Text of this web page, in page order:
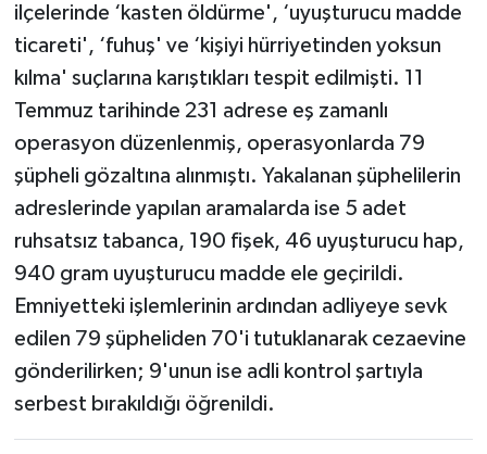
ilçelerinde ‘kasten öldürme', ‘uyuşturucu madde
ticareti', ‘fuhuş' ve ‘kişiyi hürriyetinden yoksun
kılma' suçlarına karıştıkları tespit edilmişti. 11
Temmuz tarihinde 231 adrese eş zamanlı
operasyon düzenlenmiş, operasyonlarda 79
şüpheli gözaltına alınmıştı. Yakalanan şüphelilerin
adreslerinde yapılan aramalarda ise 5 adet
ruhsatsız tabanca, 190 fişek, 46 uyuşturucu hap,
940 gram uyuşturucu madde ele geçirildi.
Emniyetteki işlemlerinin ardından adliyeye sevk
edilen 79 şüpheliden 70'i tutuklanarak cezaevine
gönderilirken; 9'unun ise adli kontrol şartıyla
serbest bırakıldığı öğrenildi.